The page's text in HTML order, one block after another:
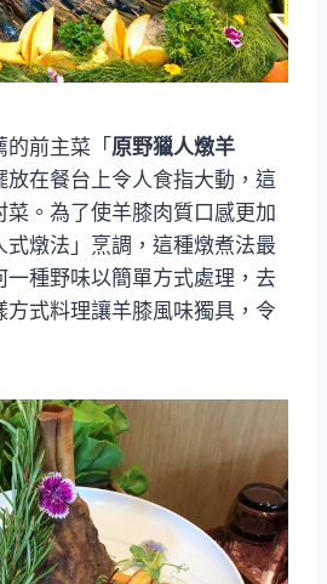
的前主菜「 原野獵人燉羊
放在餐台上令人食指大動，這
。為了使羊膝肉質口感更加
燉法」烹調，這種燉煮法最
一種野味以簡單方式處理，去
方式料理讓羊膝風味獨具，令